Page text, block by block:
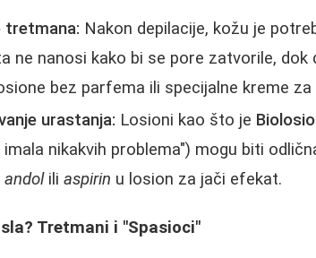
tretmana: Nakon depilacije, kožu je
ne nanosi kako bi se pore zatvorile, dok
bez parfema ili specijalne kreme za
urastanja: Losioni kao što je
nikakvih problema") mogu biti
andoliliaspirin u losion za jači efekat.
Tretmani i "Spasioci"